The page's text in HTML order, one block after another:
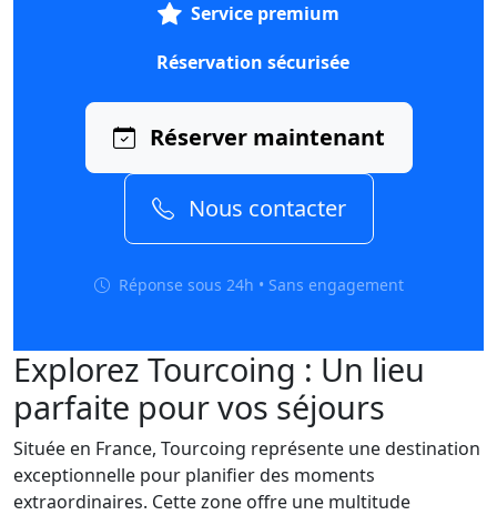
Service premium
Réservation sécurisée
Réserver maintenant
Nous contacter
Réponse sous 24h • Sans engagement
Explorez Tourcoing : Un lieu
parfaite pour vos séjours
Située en France, Tourcoing représente une destination
exceptionnelle pour planifier des moments
extraordinaires. Cette zone offre une multitude